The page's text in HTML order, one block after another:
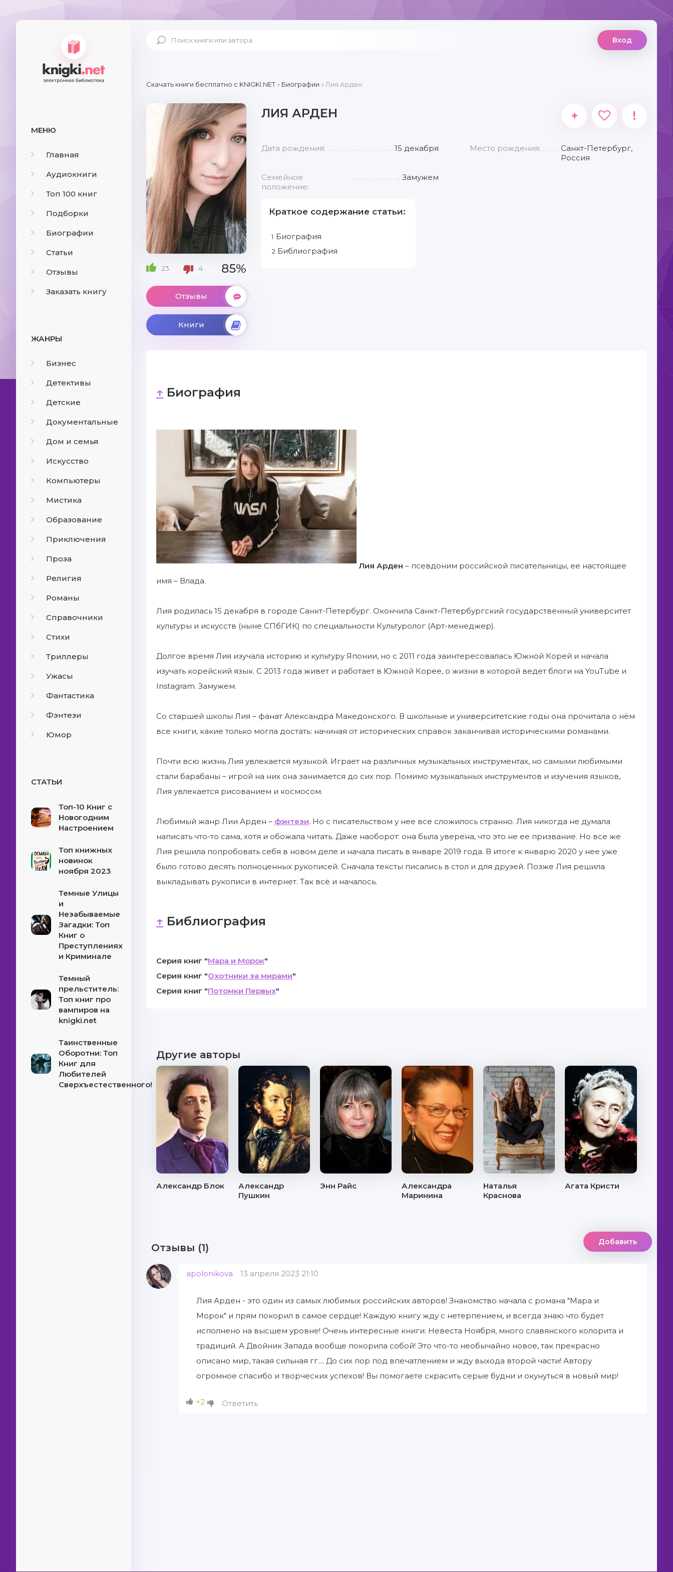
МЕНЮ
Главная
Аудиокниги
Топ 100 книг
Подборки
Биографии
Статьи
Отзывы
Заказать книгу
ЖАНРЫ
Бизнес
Детективы
Детские
Документальные
Дом и семья
Искусство
Компьютеры
Мистика
Образование
Приключения
Проза
Религия
Романы
Справочники
Стихи
Триллеры
Ужасы
Фантастика
Фэнтези
Юмор
СТАТЬИ
Топ-10 Книг с
Новогодним
Настроением
Топ книжных
новинок
ноября 2023
Темные Улицы
и
Незабываемые
Загадки: Топ
Книг о
Преступлениях
и Криминале
Темный
прельститель:
Топ книг про
вампиров на
knigki.net
Таинственные
Оборотни: Топ
Книг для
Любителей
Сверхъестественного!
Вход
Скачать книги бесплатно c KNIGKI.NET» Биографии » Лия Арден
23 4 85%
Отзывы
Книги
ЛИЯ АРДЕН + !
Дата рождения: 15 декабря Место рождения:
Санкт-Петербург,
Россия
Семейное
положение:
Замужем
Краткое содержание статьи:
1 Биография
2 Библиография
↑ Биография
Лия Арден – псевдоним российской писательницы, ее настоящее
имя – Влада.
Лия родилась 15 декабря в городе Санкт-Петербург. Окончила Санкт-Петербургский государственный университет
культуры и искусств (ныне СПбГИК) по специальности Культуролог (Арт-менеджер).
Долгое время Лия изучала историю и культуру Японии, но с 2011 года заинтересовалась Южной Корей и начала
изучать корейский язык. С 2013 года живет и работает в Южной Корее, о жизни в которой ведет блоги на YouTube и
Instagram. Замужем.
Со старшей школы Лия – фанат Александра Македонского. В школьные и университетские годы она прочитала о нём
все книги, какие только могла достать: начиная от исторических справок заканчивая историческими романами.
Почти всю жизнь Лия увлекается музыкой. Играет на различных музыкальных инструментах, но самыми любимыми
стали барабаны – игрой на них она занимается до сих пор. Помимо музыкальных инструментов и изучения языков,
Лия увлекается рисованием и космосом.
Любимый жанр Лии Арден – фэнтези. Но с писательством у нее все сложилось странно. Лия никогда не думала
написать что-то сама, хотя и обожала читать. Даже наоборот: она была уверена, что это не ее призвание. Но все же
Лия решила попробовать себя в новом деле и начала писать в январе 2019 года. В итоге к январю 2020 у нее уже
было готово десять полноценных рукописей. Сначала тексты писались в стол и для друзей. Позже Лия решила
выкладывать рукописи в интернет. Так всё и началось.
↑ Библиография
Серия книг "Мара и Морок"
Серия книг "Охотники за мирами"
Серия книг "Потомки Первых"
Другие авторы
Александр Блок
Александр
Пушкин
Энн Райс
Александра
Маринина
Наталья
Краснова
Агата Кристи
Отзывы (1) Добавить
apolonikova 13 апреля 2023 21:10
Лия Арден - это один из самых любимых российских авторов! Знакомство начала с романа "Мара и
Морок" и прям покорил в самое сердце! Каждую книгу жду с нетерпением, и всегда знаю что будет
исполнено на высшем уровне! Очень интересные книги: Невеста Ноября, много славянского колорита и
традиций. А Двойник Запада вообще покорила собой! Это что-то необычайно новое, так прекрасно
описано мир, такая сильная гг.... До сих пор под впечатлением и жду выхода второй части! Автору
огромное спасибо и творческих успехов! Вы помогаете скрасить серые будни и окунуться в новый мир!
+2 Ответить